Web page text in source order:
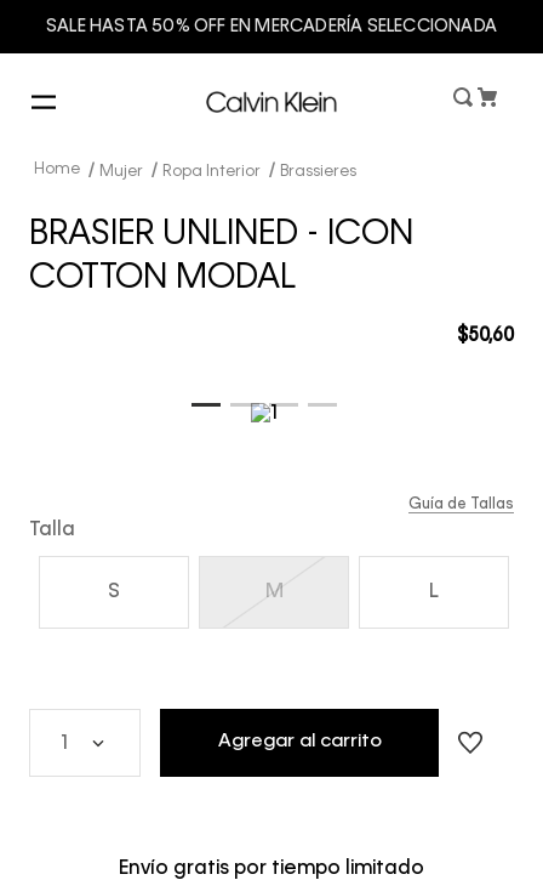
SALE HASTA 50% OFF EN MERCADERÍA SELECCIONADA
Mujer Ropa Interior Brassieres
BRASIER UNLINED - ICON
COTTON MODAL
$50,60
Talla
S M L
Guía de Tallas
Agregar al carrito
Envío gratis por tiempo limitado